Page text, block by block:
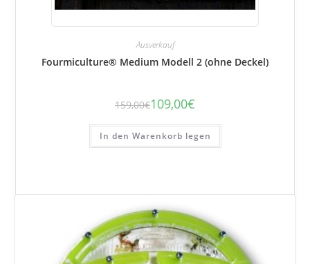
Ausverkauf
Fourmiculture® Medium Modell 2 (ohne Deckel)
159,00€ Der
Preis
betrug:
159,00
109,00€
Der
Preis
beträgt:
109,00
In den Warenkorb legen